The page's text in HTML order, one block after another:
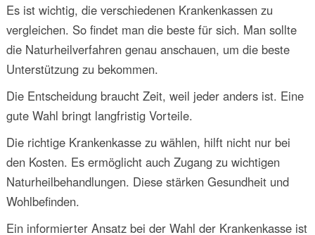
Es ist wichtig, die verschiedenen Krankenkassen zu
vergleichen. So findet man die beste für sich. Man sollte
die Naturheilverfahren genau anschauen, um die beste
Unterstützung zu bekommen.
Die Entscheidung braucht Zeit, weil jeder anders ist. Eine
gute Wahl bringt langfristig Vorteile.
Die richtige Krankenkasse zu wählen, hilft nicht nur bei
den Kosten. Es ermöglicht auch Zugang zu wichtigen
Naturheilbehandlungen. Diese stärken Gesundheit und
Wohlbefinden.
Ein informierter Ansatz bei der Wahl der Krankenkasse ist